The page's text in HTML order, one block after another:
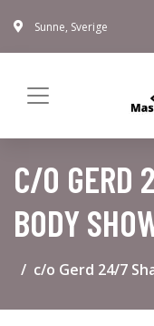
Sunne, Sverige
C/O GERD
BODY
c/o Gerd 24/7